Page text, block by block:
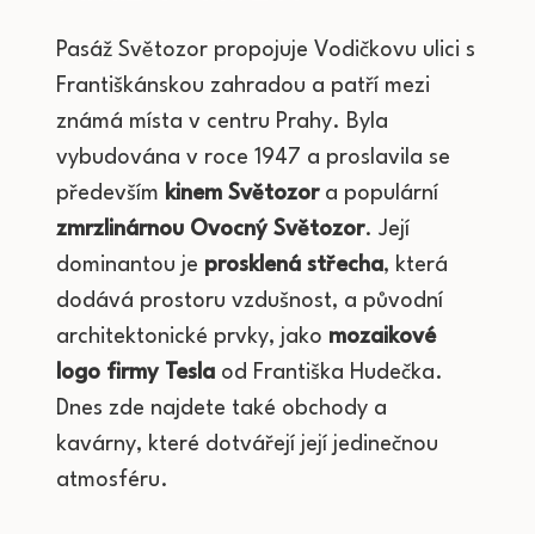
Pasáž Světozor propojuje Vodičkovu ulici s
Františkánskou zahradou a patří mezi
známá místa v centru Prahy. Byla
vybudována v roce 1947 a proslavila se
především kinem Světozor a populární
zmrzlinárnou Ovocný Světozor. Její
dominantou je prosklená střecha, která
dodává prostoru vzdušnost, a původní
architektonické prvky, jako mozaikové
logo firmy Tesla od Františka Hudečka.
Dnes zde najdete také obchody a
kavárny, které dotvářejí její jedinečnou
atmosféru.